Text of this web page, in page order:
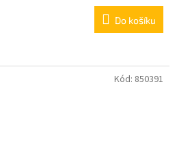
Do košíku
Kód: 850391